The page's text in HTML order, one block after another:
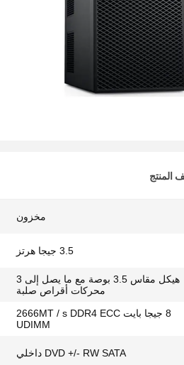
المنتج
مخزون
3.5 جيجا هرتز
هيكل مقاس 3.5 بوصة مع ما يصل إلى 3
محركات أقراص صلبة
8 جيجا بايت 2666MT / s DDR4 ECC
UDIMM
DVD +/- RW SATA داخلي